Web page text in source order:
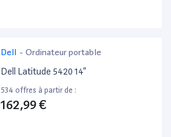
Dell - Ordinateur portable
Dell Latitude 5420 14”
534 offres à partir de :
162,99 €